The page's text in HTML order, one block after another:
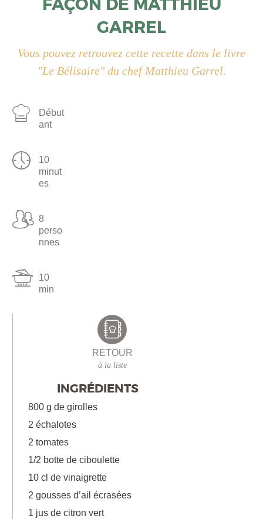
FAÇON DE MATTHIEU
GARREL
Vous pouvez retrouvez cette recette dans le livre
"Le Bélisaire" du chef Matthieu Garrel.
Début
ant
10
minut
es
8
perso
nnes
10
min
RETOUR
à la liste
INGRÉDIENTS
800 g de girolles
2 échalotes
2 tomates
1/2 botte de ciboulette
10 cl de vinaigrette
2 gousses d’ail écrasées
1 jus de citron vert